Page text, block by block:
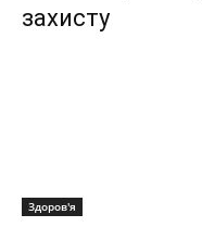
захисту
Здоров'я